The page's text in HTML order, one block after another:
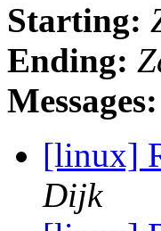
Starting:
Ending:
Messages:
[linux]
Dijk